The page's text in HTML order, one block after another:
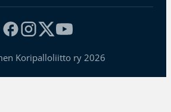
Koripalloliitto ry 2026